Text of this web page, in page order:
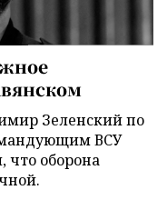
Зеленский по
ВСУ
оборона